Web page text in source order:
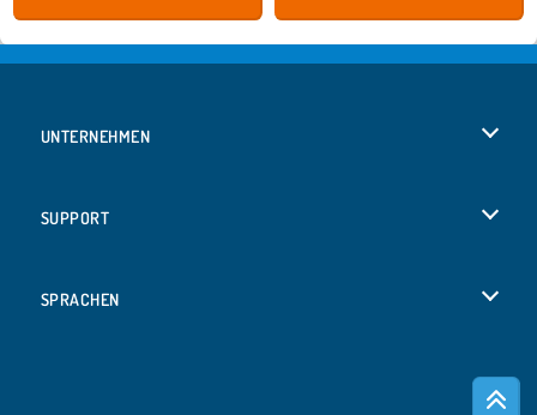
UNTERNEHMEN
SUPPORT
SPRACHEN